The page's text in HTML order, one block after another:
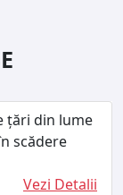
țări din lume
scădere
Vezi Detalii